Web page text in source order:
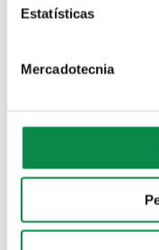
Estatísticas
Mercadotecnia
Teléfono 981 890
Enderezo:
Teléfono: 981
Enderezo: Rúa
Casa rural Priorato
Teléfono: 649